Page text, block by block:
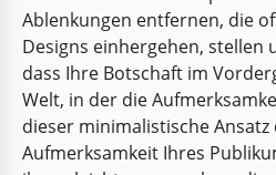
Minimalistische
Ablenkungen entfernen, die
Designs einhergehen, stellen
dass Ihre Botschaft im
Welt, in der die
dieser minimalistische Ansatz
Aufmerksamkeit Ihres